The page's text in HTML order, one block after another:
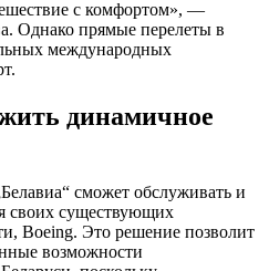
с комфортом», —
Однако прямые перелеты в
международных
динамичное
сможет обслуживать и
своих существующих
Boeing. Это решение позволит
возможности